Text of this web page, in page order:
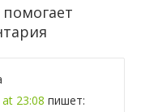
23:08 пишет: